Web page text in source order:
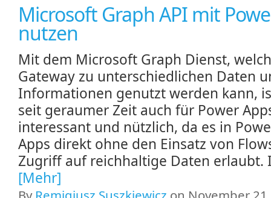
Microsoft Graph API mit
nutzen
Mit dem Microsoft Graph Dienst,
Gateway zu unterschiedlichen Daten
Informationen genutzt werden kann,
seit geraumer Zeit auch für Power
interessant und nützlich, da es in
Apps direkt ohne den Einsatz von
Zugriff auf reichhaltige Daten erlaubt.
[Mehr]